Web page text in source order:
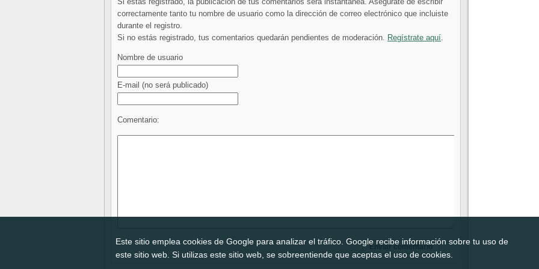
Este sitio emplea cookies de Google para analizar el tráfico. Google recibe información sobre tu uso de
este sitio web. Si utilizas este sitio web, se sobreentiende que aceptas el uso de cookies.
correctamente tanto tu nombre de usuario como la dirección de correo electrónico que incluiste
durante el registro.
Si no estás registrado, tus comentarios quedarán pendientes de moderación. Regístrate aquí.
Nombre de usuario
E-mail (no será publicado)
Comentario: